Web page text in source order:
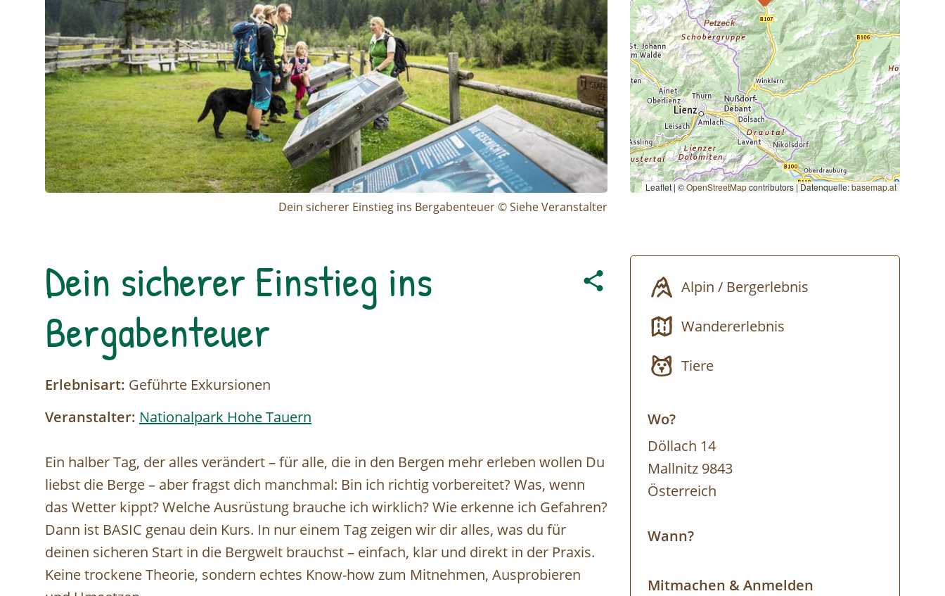
Dein sicherer Einstieg ins Bergabenteuer © Siehe Veranstalter
Leaflet | ©OpenStreetMapcontributors |Datenquelle:basemap.at
Dein sicherer Einstieg ins
Bergabenteuer
Erlebnisart: Geführte Exkursionen
Veranstalter: Nationalpark Hohe Tauern
Ein halber Tag, der alles verändert – für alle, die in den Bergen mehr erleben wollen Du
liebst die Berge – aber fragst dich manchmal: Bin ich richtig vorbereitet? Was, wenn
das Wetter kippt? Welche Ausrüstung brauche ich wirklich? Wie erkenne ich Gefahren?
Dann ist BASIC genau dein Kurs. In nur einem Tag zeigen wir dir alles, was du für
deinen sicheren Start in die Bergwelt brauchst – einfach, klar und direkt in der Praxis.
Keine trockene Theorie, sondern echtes Know-how zum Mitnehmen, Ausprobieren
Alpin / Bergerlebnis
Wandererlebnis
Tiere
Wo?
Döllach 14
Mallnitz 9843
Österreich
Wann?
Mitmachen & Anmelden